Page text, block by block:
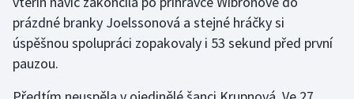
Short track
Sportovní střelba
prázdné branky Joelssonová a stejné hráčky si
úspěšnou spolupráci zopakovaly i 53 sekund před první
pauzou.